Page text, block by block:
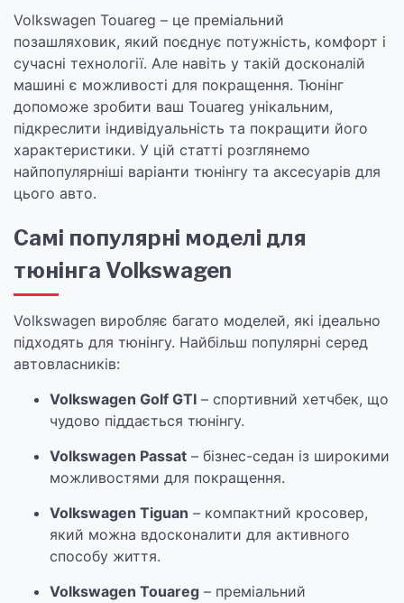
Volkswagen Touareg – це преміальний
позашляховик, який поєднує потужність, комфорт і
сучасні технології. Але навіть у такій досконалій
машині є можливості для покращення. Тюнінг
допоможе зробити ваш Touareg унікальним,
підкреслити індивідуальність та покращити його
характеристики. У цій статті розглянемо
найпопулярніші варіанти тюнінгу та аксесуарів для
цього авто.
Самі популярні моделі для
тюнінга Volkswagen
Volkswagen виробляє багато моделей, які ідеально
підходять для тюнінгу. Найбільш популярні серед
автовласників:
Volkswagen Golf GTI – спортивний хетчбек, що
чудово піддається тюнінгу.
Volkswagen Passat – бізнес-седан із широкими
можливостями для покращення.
Volkswagen Tiguan – компактний кросовер,
який можна вдосконалити для активного
способу життя.
Volkswagen Touareg – преміальний